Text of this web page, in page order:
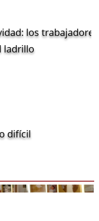
los
ladrillo
difícil